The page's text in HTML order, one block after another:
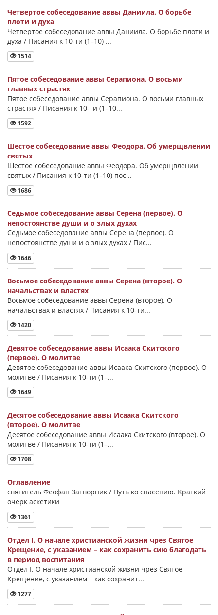
Четвертое собеседование аввы Даниила. О борьбе
плоти и духа
Четвертое собеседование аввы Даниила. О борьбе плоти и
духа / Писания к 10-ти (1–10) ...
1514
Пятое собеседование аввы Серапиона. О восьми
главных страстях
Пятое собеседование аввы Серапиона. О восьми главных
страстях / Писания к 10-ти (1–10...
1592
Шестое собеседование аввы Феодора. Об умерщвлении
святых
Шестое собеседование аввы Феодора. Об умерщвлении
святых / Писания к 10-ти (1–10) пос...
1686
Седьмое собеседование аввы Серена (первое). О
непостоянстве души и о злых духах
Седьмое собеседование аввы Серена (первое). О
непостоянстве души и о злых духах / Пис...
1646
Восьмое собеседование аввы Серена (второе). О
начальствах и властях
Восьмое собеседование аввы Серена (второе). О
начальствах и властях / Писания к 10-ти...
1420
Девятое собеседование аввы Исаака Скитского
(первое). О молитве
Девятое собеседование аввы Исаака Скитского (первое). О
молитве / Писания к 10-ти (1–...
1649
Десятое собеседование аввы Исаака Скитского
(второе). О молитве
Десятое собеседование аввы Исаака Скитского (второе). О
молитве / Писания к 10-ти (1–...
1708
Оглавление
святитель Феофан Затворник / Путь ко спасению. Краткий
очерк аскетики
1361
Отдел I. О начале христианской жизни чрез Святое
Крещение, с указанием – как сохранить сию благодать
в период воспитания
Отдел I. О начале христианской жизни чрез Святое
Крещение, с указанием – как сохранит...
1277